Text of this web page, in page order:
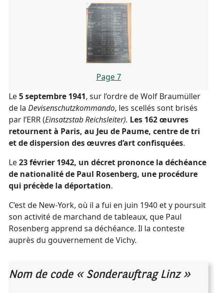
Page 7
Le5 septembre 1941, sur l’ordre de Wolf Braumüller
de la Devisenschutzkommando, les scellés sont brisés
par l’ERR (Einsatzstab Reichsleiter). Les 162 œuvres
retournent à Paris, au Jeu de Paume, centre de tri
et de dispersion des œuvres d’art confisquées.
Le23 février 1942, un décret prononce la déchéance
de nationalité de Paul Rosenberg, une procédure
qui précède la déportation.
C’est de New-York, où il a fui en juin 1940 et y poursuit
son activité de marchand de tableaux, que Paul
Rosenberg apprend sa déchéance. Il la conteste
auprès du gouvernement de Vichy.
Nom de code « Sonderauftrag Linz »